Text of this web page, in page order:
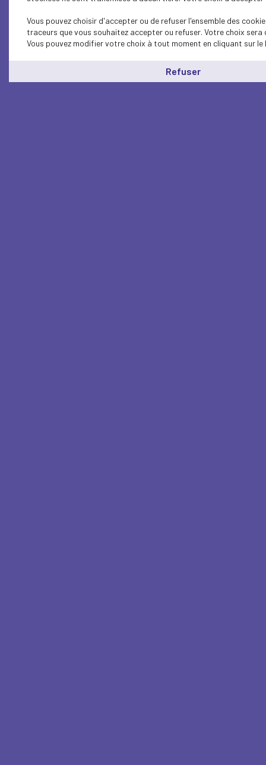
Vous pouvez choisir d'accepter ou de refuser l'ensemble des
traceurs que vous souhaitez accepter ou refuser. Votre choix
Vous pouvez modifier votre choix à tout moment en cliquant sur le
Refuser